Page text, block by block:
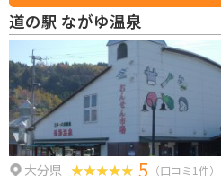
道の駅 ながゆ温泉
大分県 5 （口コミ1件）